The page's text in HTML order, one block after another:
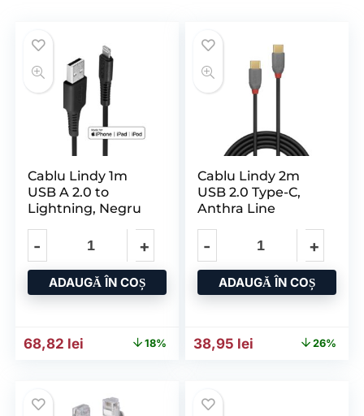
Cablu Lindy 1m
USB A 2.0 to
Lightning, Negru
ADAUGĂ ÎN COȘ
Prețul inițial a fost: 83,53 lei.
68,82 lei Prețul curent este: 68,82 lei.
18%
Cablu Lindy 2m
USB 2.0 Type-C,
Anthra Line
ADAUGĂ ÎN COȘ
Prețul inițial a fost:
38,95 lei Prețul curent
26%